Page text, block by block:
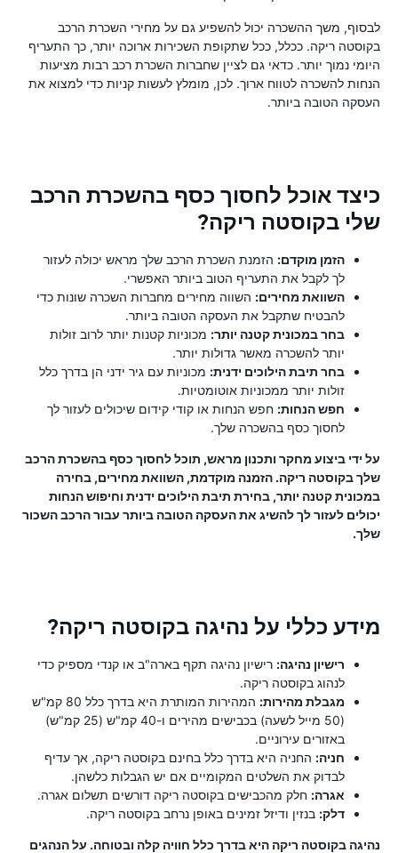
לבסוף, משך ההשכרה יכול להשפיע גם על מחירי השכרת הרכב
בקוסטה ריקה. ככלל, ככל שתקופת השכירות ארוכה יותר, כך התעריף
היומי נמוך יותר. כדאי גם לציין שחברות השכרת רכב רבות מציעות
הנחות להשכרה לטווח ארוך. לכן, מומלץ לעשות קניות כדי למצוא את
העסקה הטובה ביותר.
כיצד אוכל לחסוך כסף בהשכרת הרכב
שלי בקוסטה ריקה?
הזמן מוקדם: הזמנת השכרת הרכב שלך מראש יכולה לעזור
לך לקבל את התעריף הטוב ביותר האפשרי.
השוואת מחירים: השווה מחירים מחברות השכרה שונות כדי
להבטיח שתקבל את העסקה הטובה ביותר.
בחר במכונית קטנה יותר: מכוניות קטנות יותר לרוב זולות
יותר להשכרה מאשר גדולות יותר.
בחר תיבת הילוכים ידנית: מכוניות עם גיר ידני הן בדרך כלל
זולות יותר ממכוניות אוטומטיות.
חפש הנחות: חפש הנחות או קודי קידום שיכולים לעזור לך
לחסוך כסף בהשכרה שלך.
על ידי ביצוע מחקר ותכנון מראש, תוכל לחסוך כסף בהשכרת הרכב
שלך בקוסטה ריקה. הזמנה מוקדמת, השוואת מחירים, בחירה
במכונית קטנה יותר, בחירת תיבת הילוכים ידנית וחיפוש הנחות
יכולים לעזור לך להשיג את העסקה הטובה ביותר עבור הרכב השכור
שלך.
מידע כללי על נהיגה בקוסטה ריקה?
רישיון נהיגה: רישיון נהיגה תקף בארה"ב או קנדי ​​מספיק כדי
לנהוג בקוסטה ריקה.
מגבלת מהירות:
המהירות המותרת היא בדרך כלל 80 קמ"ש
(50 מייל לשעה) בכבישים מהירים ו-40 קמ"ש (25 קמ"ש)
באזורים עירוניים.
חניה: החניה היא בדרך כלל בחינם בקוסטה ריקה, אך עדיף
לבדוק את השלטים המקומיים אם יש הגבלות כלשהן.
אגרה: חלק מהכבישים בקוסטה ריקה דורשים תשלום אגרה.
דלק: בנזין ודיזל זמינים באופן נרחב בקוסטה ריקה.
נהיגה בקוסטה ריקה היא בדרך כלל חוויה קלה ובטוחה. על הנהגים